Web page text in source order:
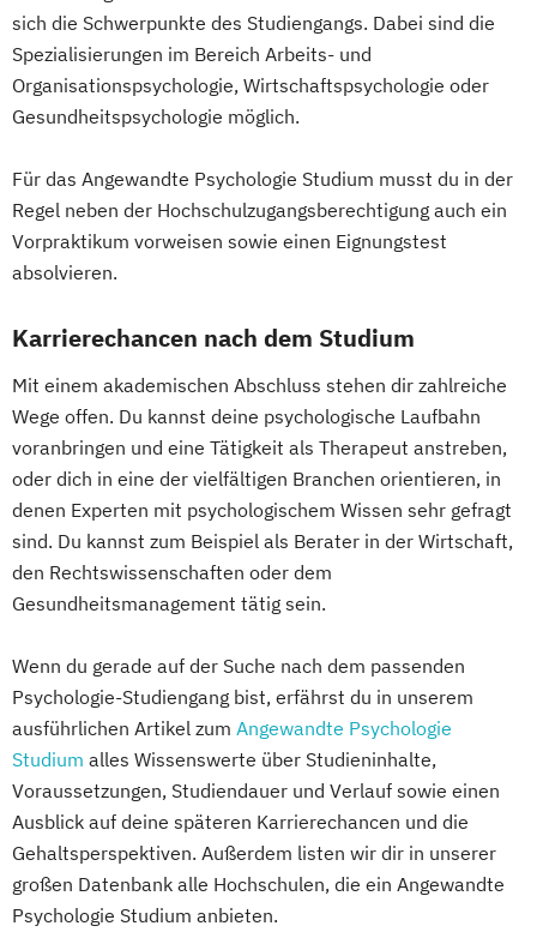
sich die Schwerpunkte des Studiengangs. Dabei sind die
Spezialisierungen im Bereich Arbeits- und
Organisationspsychologie, Wirtschaftspsychologie oder
Gesundheitspsychologie möglich.
Für das Angewandte Psychologie Studium musst du in der
Regel neben der Hochschulzugangsberechtigung auch ein
Vorpraktikum vorweisen sowie einen Eignungstest
absolvieren.
Karrierechancen nach dem Studium
Mit einem akademischen Abschluss stehen dir zahlreiche
Wege offen. Du kannst deine psychologische Laufbahn
voranbringen und eine Tätigkeit als Therapeut anstreben,
oder dich in eine der vielfältigen Branchen orientieren, in
denen Experten mit psychologischem Wissen sehr gefragt
sind. Du kannst zum Beispiel als Berater in der Wirtschaft,
den Rechtswissenschaften oder dem
Gesundheitsmanagement tätig sein.
Wenn du gerade auf der Suche nach dem passenden
Psychologie-Studiengang bist, erfährst du in unserem
ausführlichen Artikel zum Angewandte Psychologie
Studium alles Wissenswerte über Studieninhalte,
Voraussetzungen, Studiendauer und Verlauf sowie einen
Ausblick auf deine späteren Karrierechancen und die
Gehaltsperspektiven. Außerdem listen wir dir in unserer
großen Datenbank alle Hochschulen, die ein Angewandte
Psychologie Studium anbieten.